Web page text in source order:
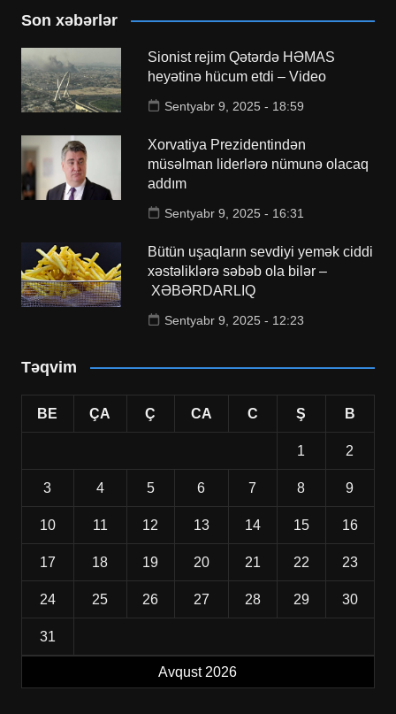
Son xəbərlər
Sionist rejim Qətərdə HƏMAS
heyətinə hücum etdi – Video
Sentyabr 9, 2025 - 18:59
Xorvatiya Prezidentindən
müsəlman liderlərə nümunə olacaq
addım
Sentyabr 9, 2025 - 16:31
Bütün uşaqların sevdiyi yemək ciddi
xəstəliklərə səbəb ola bilər –
XƏBƏRDARLIQ
Sentyabr 9, 2025 - 12:23
Təqvim
Avqust 2026
BE ÇA Ç CA C Ş B
1 2
3 4 5 6 7 8 9
10 11 12 13 14 15 16
17 18 19 20 21 22 23
24 25 26 27 28 29 30
31